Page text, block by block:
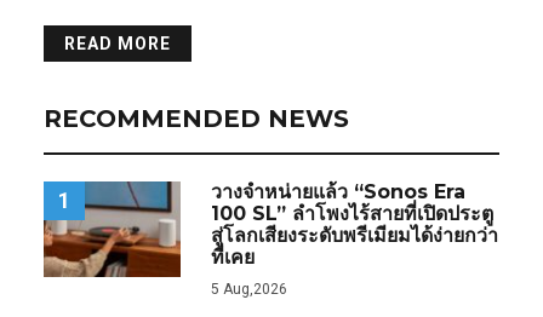
READ MORE
RECOMMENDED NEWS
1
วางจำหน่ายแล้ว “Sonos Era
100 SL” ลำโพงไร้สายที่เปิดประตู
สู่โลกเสียงระดับพรีเมียมได้ง่ายกว่า
ที่เคย
5 Aug,2026